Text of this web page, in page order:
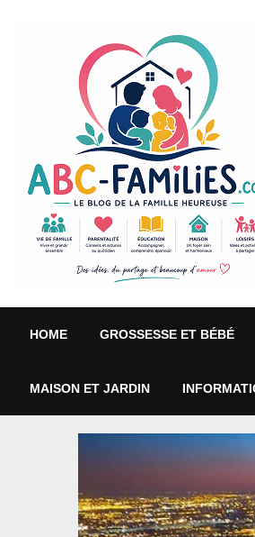
HOME GROSSESSE ET BÉBÉ
MAISON ET JARDIN